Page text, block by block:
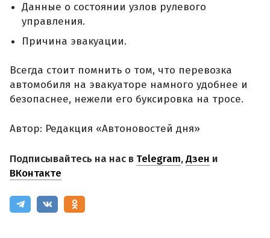
Данные о состоянии узлов рулевого
управления.
Причина эвакуации.
Всегда стоит помнить о том, что перевозка
автомобиля на эвакуаторе намного удобнее и
безопаснее, нежели его буксировка на тросе.
Автор: Редакция «Автоновостей дня»
Подписывайтесь на нас в Telegram,Дзен и
ВКонтакте